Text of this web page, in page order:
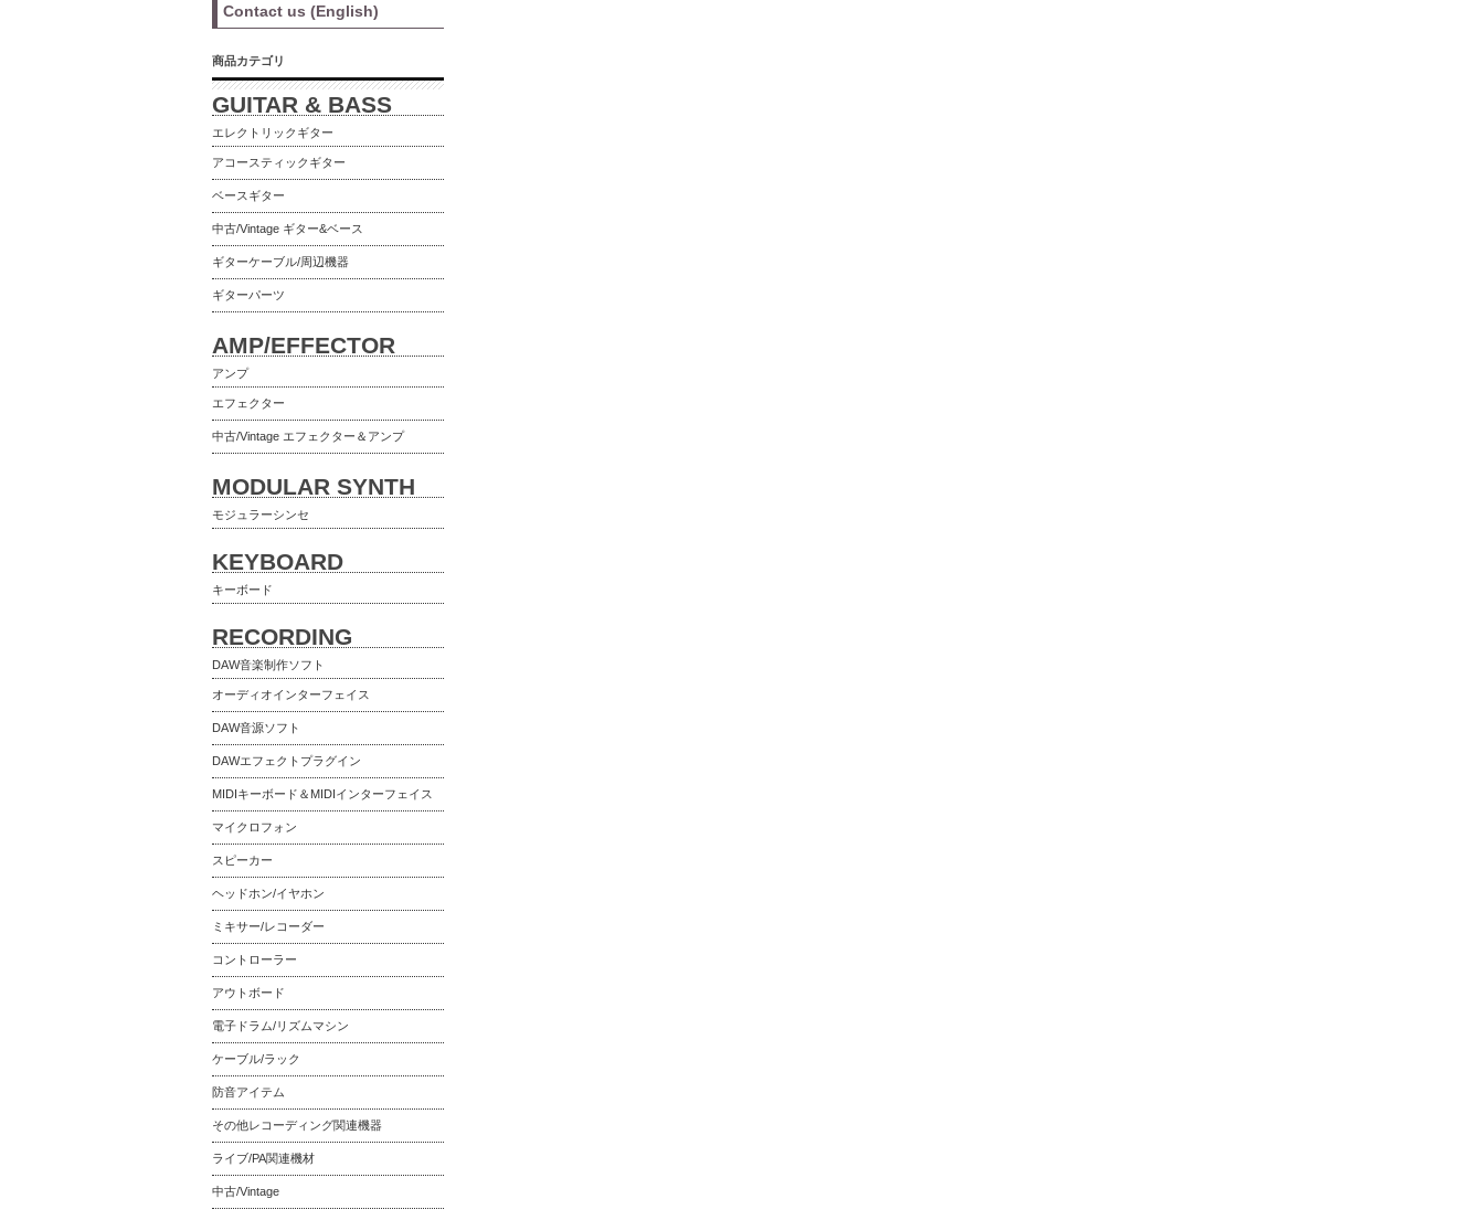
Contact us (English)
商品カテゴリ
GUITAR & BASS
エレクトリックギター
アコースティックギター
ベースギター
中古/Vintage ギター&ベース
ギターケーブル/周辺機器
ギターパーツ
AMP/EFFECTOR
アンプ
エフェクター
中古/Vintage エフェクター＆アンプ
MODULAR SYNTH
モジュラーシンセ
KEYBOARD
キーボード
RECORDING
DAW音楽制作ソフト
オーディオインターフェイス
DAW音源ソフト
DAWエフェクトプラグイン
MIDIキーボード＆MIDIインターフェイス
マイクロフォン
スピーカー
ヘッドホン/イヤホン
ミキサー/レコーダー
コントローラー
アウトボード
電子ドラム/リズムマシン
ケーブル/ラック
防音アイテム
その他レコーディング関連機器
ライブ/PA関連機材
中古/Vintage